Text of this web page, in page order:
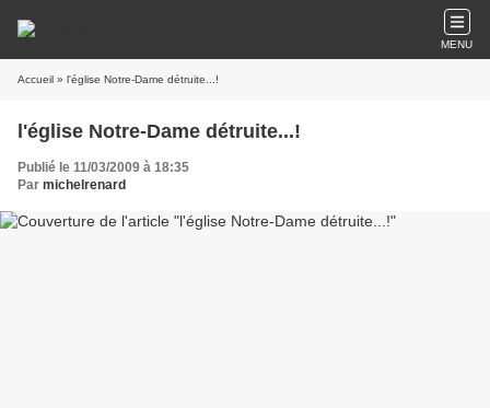
MENU
Accueil » l'église Notre-Dame détruite...!
l'église Notre-Dame détruite...!
Publié le 11/03/2009 à 18:35
Par michelrenard